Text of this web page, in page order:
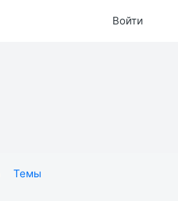
Войти
Темы